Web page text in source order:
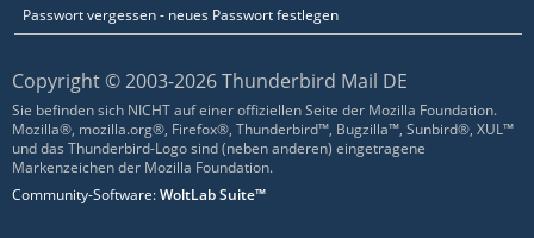
Passwort vergessen - neues Passwort festlegen
Copyright © 2003-2026 Thunderbird Mail DE
Sie befinden sich NICHT auf einer offiziellen Seite der Mozilla Foundation.
Mozilla®, mozilla.org®, Firefox®, Thunderbird™, Bugzilla™, Sunbird®, XUL™
und das Thunderbird-Logo sind (neben anderen) eingetragene
Markenzeichen der Mozilla Foundation.
Community-Software:WoltLab Suite™